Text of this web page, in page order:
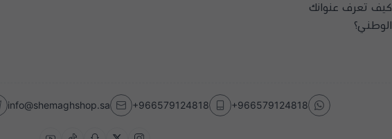
كيف تعرف عنوانك
الوطني؟
+966579124818
+966579124818
info@shemaghshop.sa